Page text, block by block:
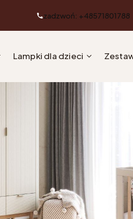
zadzwoń: +48571801788
Lampki dla dzieci